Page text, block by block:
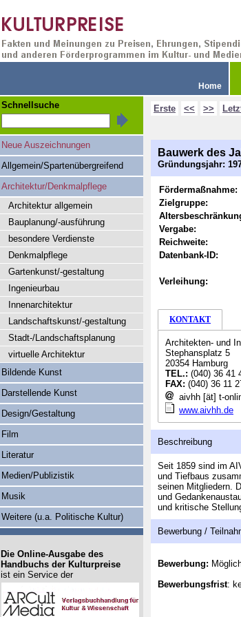
Home
Erste << >>
Bauwerk des
Gründungsjahr:
Fördermaßnahme:
Zielgruppe:
Vergabe:
Reichweite:
Datenbank-ID:
Verleihung:
KONTAKT
Architekten- und
Stephansplatz 5
20354 Hamburg
TEL.: (040) 36 41
FAX: (040) 36 11
aivhh [ät] t-
www.aivhh.de
Beschreibung
Seit 1859 sind im
und Tiefbaus
seinen Mitgliedern.
und
und kritische
Bewerbung /
Bewerbung:
Bewerbungsfrist:
Schnellsuche
Neue Auszeichnungen
Allgemein/Spartenübergreifend
Architektur/Denkmalpflege
Architektur allgemein
Bauplanung/-ausführung
besondere Verdienste
Denkmalpflege
Gartenkunst/-gestaltung
Ingenieurbau
Innenarchitektur
Landschaftskunst/-gestaltung
Stadt-/Landschaftsplanung
virtuelle Architektur
Bildende Kunst
Darstellende Kunst
Design/Gestaltung
Film
Literatur
Medien/Publizistik
Musik
Weitere (u.a. Politische Kultur)
Die Online-Ausgabe des
Handbuchs der Kulturpreise
ist ein Service der